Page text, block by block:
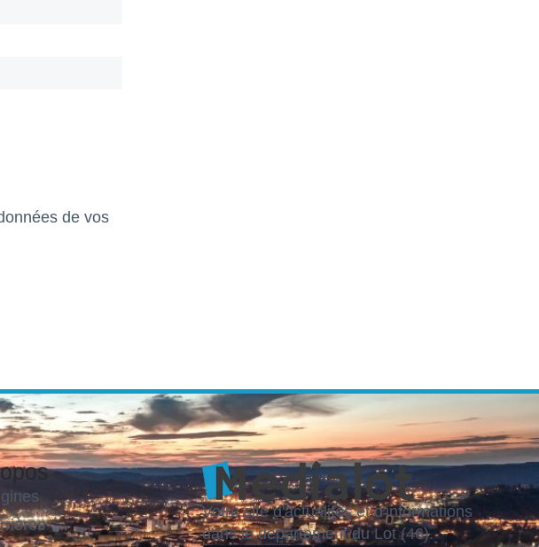
de vos
Votre site d'actualités et d'informations
dans le département du Lot (46).